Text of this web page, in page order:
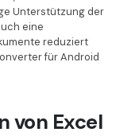
Unterstützung der
eine
reduziert
für Android
von Excel